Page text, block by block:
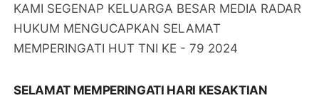
KAMI SEGENAP KELUARGA BESAR MEDIA RADAR
HUKUM MENGUCAPKAN SELAMAT
MEMPERINGATI HUT TNI KE - 79 2024
SELAMAT MEMPERINGATI HARI KESAKTIAN